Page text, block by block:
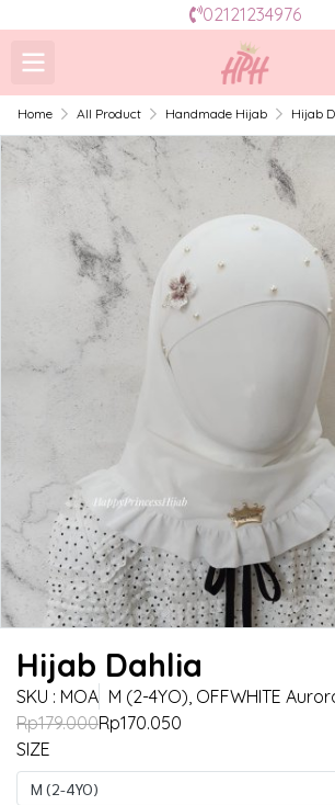
02121234976
Home All Product Handmade Hijab Hijab
Hijab Dahlia
SKU : MOA M (2-4YO), OFFWHITE
Rp179.000Rp170.050
SIZE
M (2-4YO)